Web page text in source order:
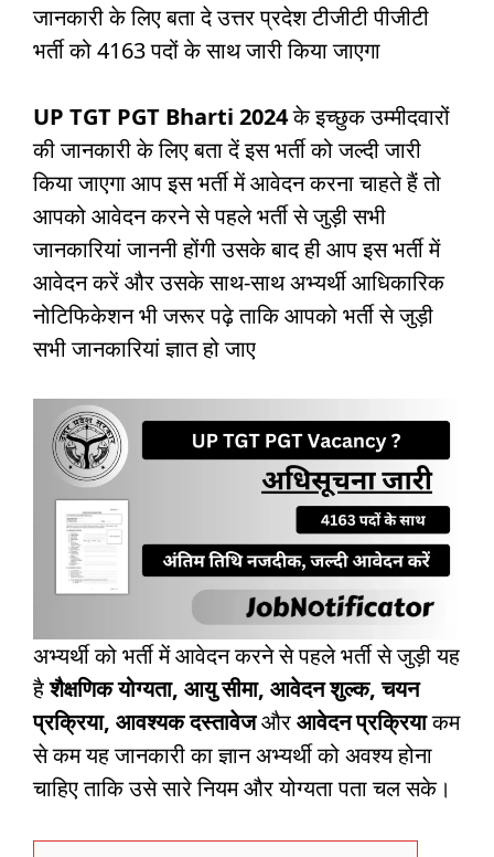
जानकारी के लिए बता दे उत्तर प्रदेश टीजीटी पीजीटी
भर्ती को 4163 पदों के साथ जारी किया जाएगा
UP TGT PGT Bharti 2024के इच्छुक उम्मीदवारों
की जानकारी के लिए बता दें इस भर्ती को जल्दी जारी
किया जाएगा आप इस भर्ती में आवेदन करना चाहते हैं तो
आपको आवेदन करने से पहले भर्ती से जुड़ी सभी
जानकारियां जाननी होंगी उसके बाद ही आप इस भर्ती में
आवेदन करें और उसके साथ-साथ अभ्यर्थी आधिकारिक
नोटिफिकेशन भी जरूर पढ़े ताकि आपको भर्ती से जुड़ी
सभी जानकारियां ज्ञात हो जाए
अभ्यर्थी को भर्ती में आवेदन करने से पहले भर्ती से जुड़ी यह
हैशैक्षणिक योग्यता, आयु सीमा, आवेदन शुल्क, चयन
प्रक्रिया, आवश्यक दस्तावेजऔरआवेदन प्रक्रियाकम
से कम यह जानकारी का ज्ञान अभ्यर्थी को अवश्य होना
चाहिए ताकि उसे सारे नियम और योग्यता पता चल सके।